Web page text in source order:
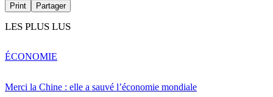
Print Partager
LES PLUS LUS
Merci la Chine : elle a sauvé l’économie mondiale
ÉCONOMIE